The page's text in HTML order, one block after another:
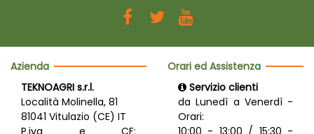
Azienda
TEKNOAGRI s.r.l.
Località Molinella, 81
81041 Vitulazio (CE) IT
P.iva e CF:
Orari ed Assistenza
Servizio clienti
da Lunedì a Venerdì -
Orari:
10:00 - 13:00 / 15:30 -